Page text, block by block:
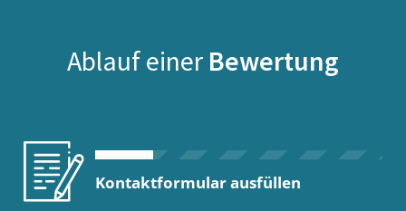
Ablauf einer Bewertung
Kontaktformular ausfüllen